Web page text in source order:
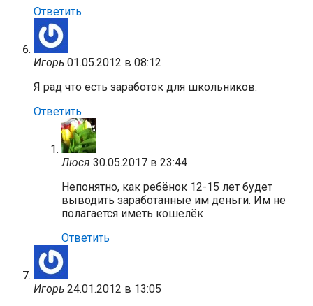
Ответить
Игорь 01.05.2012 в 08:12
Я рад что есть заработок для школьников.
Ответить
Люся 30.05.2017 в 23:44
Непонятно, как ребёнок 12-15 лет будет
выводить заработанные им деньги. Им не
полагается иметь кошелёк
Ответить
Игорь 24.01.2012 в 13:05